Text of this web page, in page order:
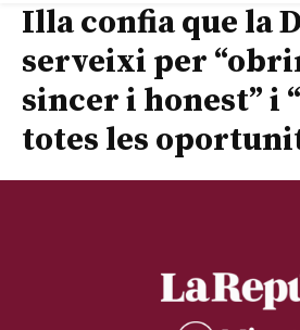
Illa confia que la
serveixi per
sincer i honest” i
totes les